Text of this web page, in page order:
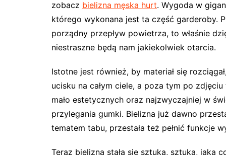
zobacz bielizna męska hurt. Wygoda w
którego wykonana jest ta część garderoby.
porządny przepływ powietrza, to właśnie
niestraszne będą nam jakiekolwiek otarcia.
Istotne jest również, by materiał się
ucisku na całym ciele, a poza tym po
mało estetycznych oraz najzwyczajniej w
przylegania gumki. Bielizna już dawno
tematem tabu, przestała też pełnić funkcje
Teraz bielizna stała się sztuką, sztuką, jaka